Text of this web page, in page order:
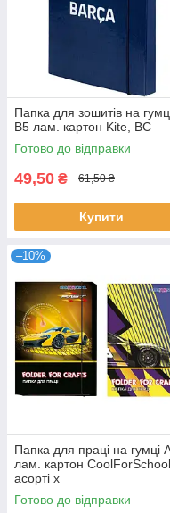
Папка для зошитів на
В5 лам. картон Kite, BC
Готово до відправки
49,50 ₴ 61,50 ₴
Купити
–10%
Папка для праці на гумці
лам. картон CoolForSchool,
асорті х
Готово до відправки